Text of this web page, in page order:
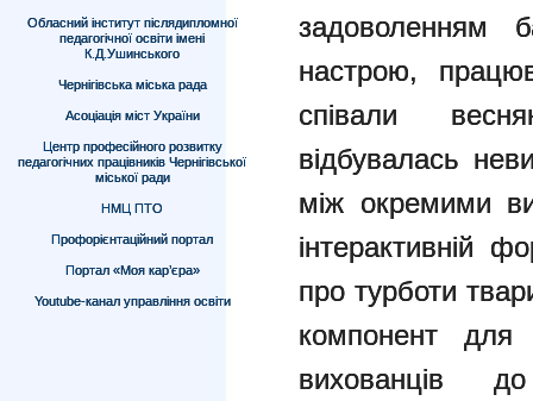
Обласний інститут післядипломної
педагогічної освіти імені
К.Д.Ушинського
Чернігівська міська рада
Асоціація міст України
Центр професійного розвитку
педагогічних працівників Чернігівської
міської ради
НМЦ ПТО
Профорієнтаційний портал
Портал «Моя кар’єра»
Youtube-канал управління освіти
задоволенням
настрою,
співали
відбувалась
між окремими
інтерактивній
про турботи
компонент для
вихованців